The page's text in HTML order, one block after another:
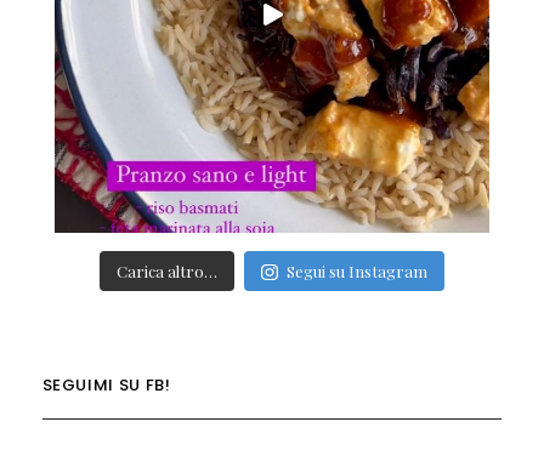
Carica altro… Segui su Instagram
SEGUIMI SU FB!